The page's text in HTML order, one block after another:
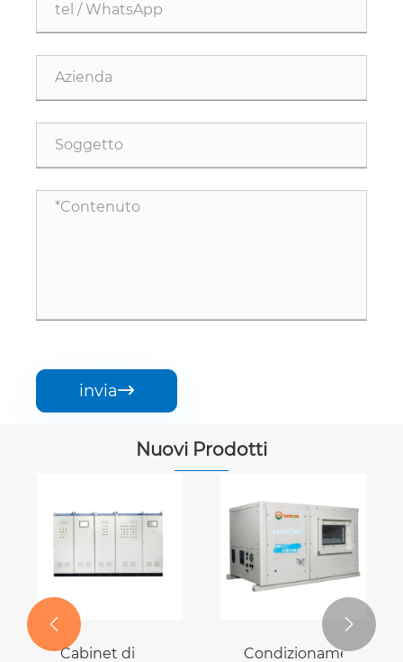
invia
Nuovi Prodotti
Cabinet di Condizionamento
 